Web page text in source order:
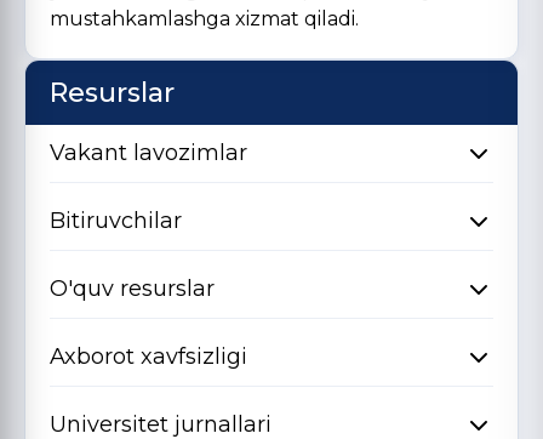
mustahkamlashga xizmat qiladi.
Resurslar
Vakant lavozimlar
Bitiruvchilar
O'quv resurslar
Axborot xavfsizligi
Universitet jurnallari